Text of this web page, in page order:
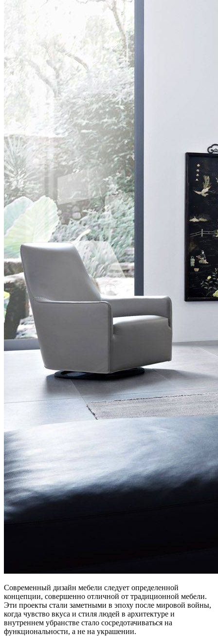
Современный дизайн мебели следует определенной
концепции, совершенно отличной от традиционной мебели.
Эти проекты стали заметными в эпоху после мировой войны,
когда чувство вкуса и стиля людей в архитектуре и
внутреннем убранстве стало сосредотачиваться на
функциональности, а не на украшении.